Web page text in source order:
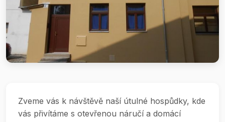
Zveme vás k návštěvě naší útulné hospůdky, kde
vás přivítáme s otevřenou náručí a domácí